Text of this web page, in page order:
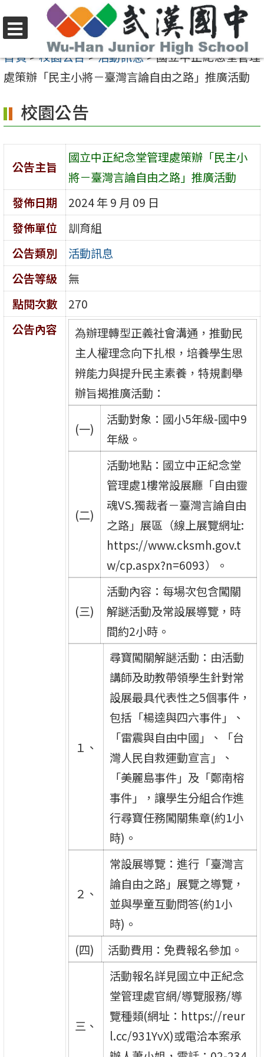
至
要
容
區
選
單
首頁>校園公告>活動訊息>國立中正紀念堂管理
處策辦「民主小將－臺灣言論自由之路」推廣活動
校園公告
公告主旨
國立中正紀念堂管理處策辦「民主小
將－臺灣言論自由之路」推廣活動
發佈日期
2024 年 9 月 09 日
發佈單位
訓育組
公告類別
活動訊息
公告等級
無
點閱次數
270
公告內容
為辦理轉型正義社會溝通，推動民
主人權理念向下扎根，培養學生思
辨能力與提升民主素養，特規劃舉
辦旨揭推廣活動：
(一)
活動對象：國小5年級-國中9
年級。
(二)
活動地點：國立中正紀念堂
管理處1樓常設展廳「自由靈
魂VS.獨裁者－臺灣言論自由
之路」展區（線上展覽網址:
https://www.cksmh.gov.t
w/cp.aspx?n=6093）。
(三)
活動內容：每場次包含闖關
解謎活動及常設展導覽，時
間約2小時。
１、
尋寶闖關解謎活動：由活動
講師及助教帶領學生針對常
設展最具代表性之5個事件，
包括「楊逵與四六事件」、
「雷震與自由中國」、「台
灣人民自救運動宣言」、
「美麗島事件」及「鄭南榕
事件」，讓學生分組合作進
行尋寶任務闖關集章(約1小
時)。
２、
常設展導覽：進行「臺灣言
論自由之路」展覽之導覽，
並與學童互動問答(約1小
時)。
(四)
活動費用：免費報名參加。
三、
活動報名詳見國立中正紀念
堂管理處官網/導覽服務/導
覽種類(網址：https://reur
l.cc/931YvX)或電洽本案承